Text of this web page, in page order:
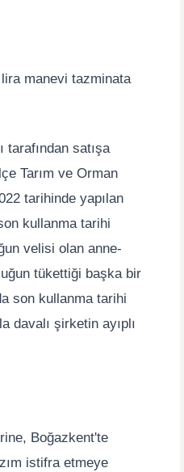
manevi tazminata
satışa
Tarım ve Orman
tarihinde yapılan
kullanma tarihi
velisi olan anne-
tükettiği başka bir
son kullanma tarihi
davalı şirketin ayıplı
Boğazkent'te
istifra etmeye